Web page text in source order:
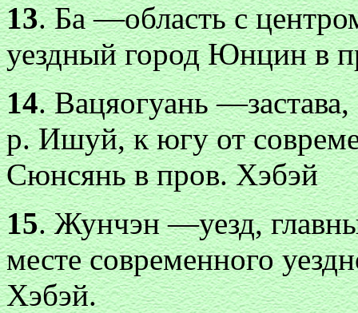
13. Ба —область с
уездный город Юнцин в
14. Вацяогуань
р. Ишуй, к югу от
Сюнсянь в пров. Хэбэй
15. Жунчэн —уезд,
месте современного
Хэбэй.